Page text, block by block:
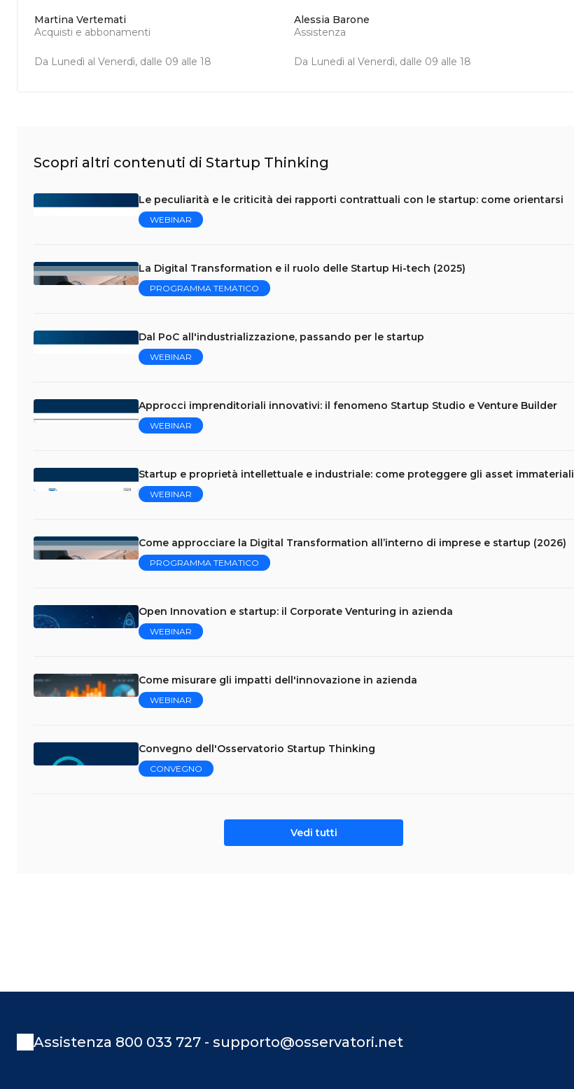
Martina Vertemati
Acquisti e abbonamenti
Da Lunedì al Venerdì, dalle 09 alle 18
Alessia Barone
Assistenza
Da Lunedì al Venerdì, dalle 09 alle 18
Scopri altri contenuti di Startup Thinking
Le peculiarità e le criticità dei rapporti contrattuali con le startup: come orientarsi
WEBINAR
La Digital Transformation e il ruolo delle Startup Hi-tech (2025)
PROGRAMMA TEMATICO
Dal PoC all'industrializzazione, passando per le startup
WEBINAR
Approcci imprenditoriali innovativi: il fenomeno Startup Studio e Venture Builder
WEBINAR
Startup e proprietà intellettuale e industriale: come proteggere gli asset immateriali
WEBINAR
Come approcciare la Digital Transformation all’interno di imprese e startup (2026)
PROGRAMMA TEMATICO
Open Innovation e startup: il Corporate Venturing in azienda
WEBINAR
Come misurare gli impatti dell'innovazione in azienda
WEBINAR
Convegno dell'Osservatorio Startup Thinking
CONVEGNO
Vedi tutti
Assistenza 800 033 727 - supporto@osservatori.net